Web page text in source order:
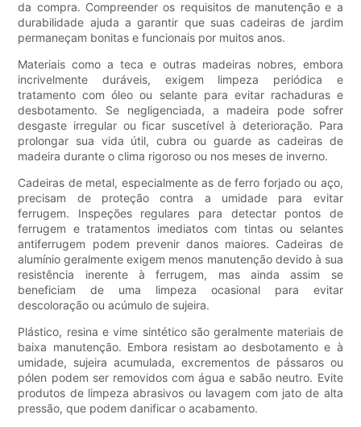
da compra. Compreender os requisitos de manutenção e a
durabilidade ajuda a garantir que suas cadeiras de jardim
permaneçam bonitas e funcionais por muitos anos.
Materiais como a teca e outras madeiras nobres, embora
incrivelmente duráveis, exigem limpeza periódica e
tratamento com óleo ou selante para evitar rachaduras e
desbotamento. Se negligenciada, a madeira pode sofrer
desgaste irregular ou ficar suscetível à deterioração. Para
prolongar sua vida útil, cubra ou guarde as cadeiras de
madeira durante o clima rigoroso ou nos meses de inverno.
Cadeiras de metal, especialmente as de ferro forjado ou aço,
precisam de proteção contra a umidade para evitar
ferrugem. Inspeções regulares para detectar pontos de
ferrugem e tratamentos imediatos com tintas ou selantes
antiferrugem podem prevenir danos maiores. Cadeiras de
alumínio geralmente exigem menos manutenção devido à sua
resistência inerente à ferrugem, mas ainda assim se
beneficiam de uma limpeza ocasional para evitar
descoloração ou acúmulo de sujeira.
Plástico, resina e vime sintético são geralmente materiais de
baixa manutenção. Embora resistam ao desbotamento e à
umidade, sujeira acumulada, excrementos de pássaros ou
pólen podem ser removidos com água e sabão neutro. Evite
produtos de limpeza abrasivos ou lavagem com jato de alta
pressão, que podem danificar o acabamento.